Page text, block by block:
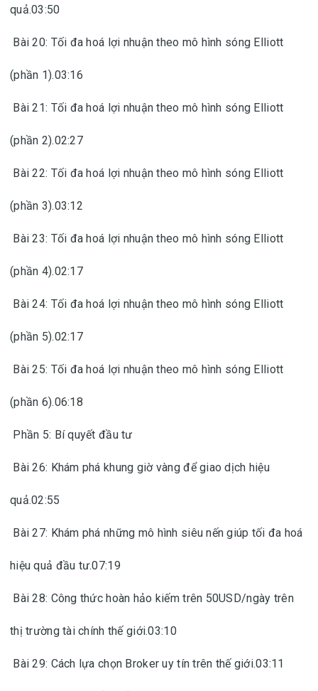
quả.03:50
Bài 20: Tối đa hoá lợi nhuận theo mô hình sóng Elliott
(phần 1).03:16
Bài 21: Tối đa hoá lợi nhuận theo mô hình sóng Elliott
(phần 2).02:27
Bài 22: Tối đa hoá lợi nhuận theo mô hình sóng Elliott
(phần 3).03:12
Bài 23: Tối đa hoá lợi nhuận theo mô hình sóng Elliott
(phần 4).02:17
Bài 24: Tối đa hoá lợi nhuận theo mô hình sóng Elliott
(phần 5).02:17
Bài 25: Tối đa hoá lợi nhuận theo mô hình sóng Elliott
(phần 6).06:18
Phần 5: Bí quyết đầu tư
Bài 26: Khám phá khung giờ vàng để giao dịch hiệu
quả.02:55
Bài 27: Khám phá những mô hình siêu nến giúp tối đa hoá
hiệu quả đầu tư.07:19
Bài 28: Công thức hoàn hảo kiếm trên 50USD/ngày trên
thị trường tài chính thế giới.03:10
Bài 29: Cách lựa chọn Broker uy tín trên thế giới.03:11